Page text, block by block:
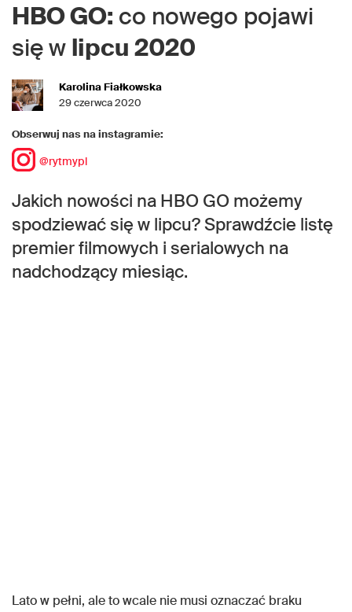
HBO GO: co nowego pojawi
się w lipcu 2020
Karolina Fiałkowska
29 czerwca 2020
Obserwuj nas na instagramie:
@rytmypl
Jakich nowości na HBO GO możemy
spodziewać się w lipcu? Sprawdźcie listę
premier filmowych i serialowych na
nadchodzący miesiąc.
Lato w pełni, ale to wcale nie musi oznaczać braku